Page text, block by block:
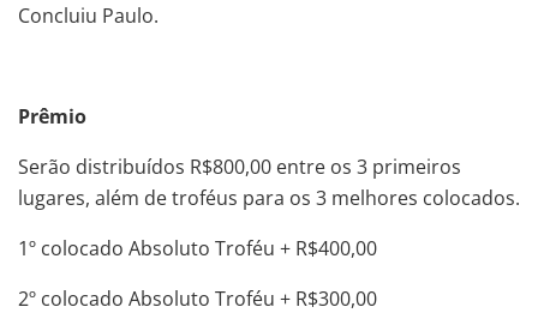
Concluiu Paulo.
Prêmio
Serão distribuídos R$800,00 entre os 3 primeiros
lugares, além de troféus para os 3 melhores colocados.
1º colocado Absoluto Troféu + R$400,00
2º colocado Absoluto Troféu + R$300,00